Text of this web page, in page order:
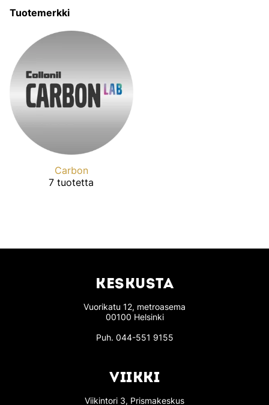
Tuotemerkki
Carbon
7 tuotetta
KESKUSTA
Vuorikatu 12, metroasema
00100 Helsinki
Puh. 044-551 9155
VIIKKI
Viikintori 3, Prismakeskus